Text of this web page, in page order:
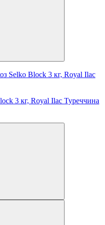
Selko Block 3 кг, Royal Ilac